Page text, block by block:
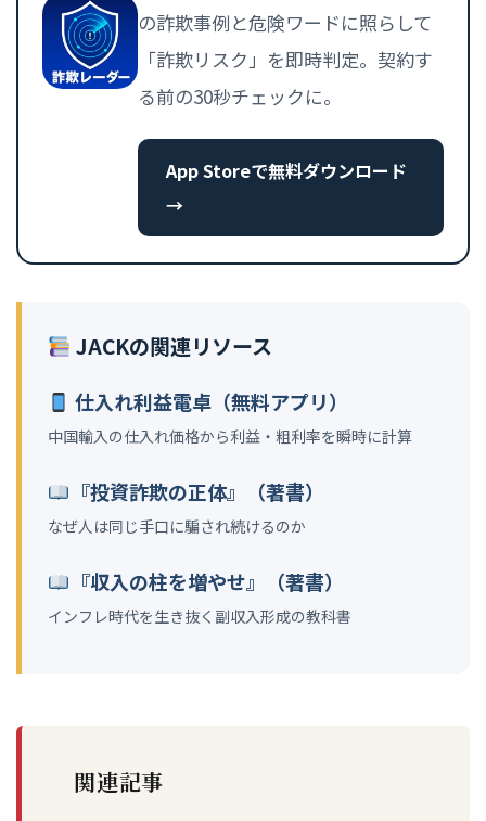
の詐欺事例と危険ワードに照らして
「詐欺リスク」を即時判定。契約す
る前の30秒チェックに。
App Storeで無料ダウンロード
→
JACKの関連リソース
仕入れ利益電卓（無料アプリ）
中国輸入の仕入れ価格から利益・粗利率を瞬時に計算
『投資詐欺の正体』（著書）
なぜ人は同じ手口に騙され続けるのか
『収入の柱を増やせ』（著書）
インフレ時代を生き抜く副収入形成の教科書
関連記事